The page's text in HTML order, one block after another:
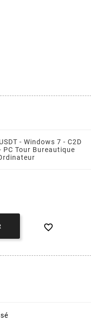
- Windows 7 - C2D
PC Tour Bureautique
